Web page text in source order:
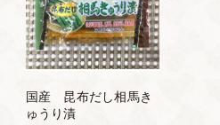
国産 昆布だし相馬き
ゅうり漬